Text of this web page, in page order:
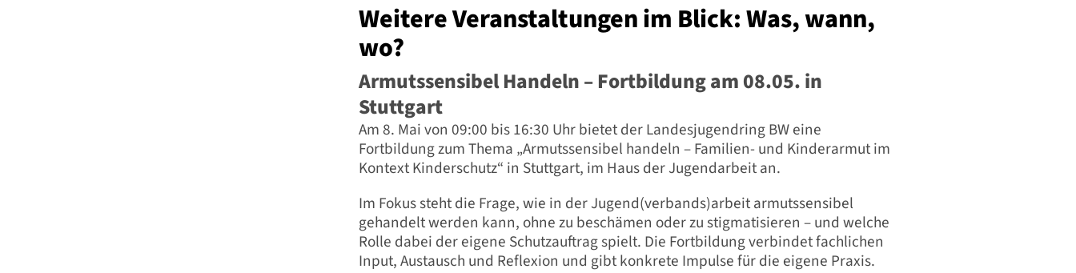
Weitere Veranstaltungen im Blick: Was, wann,
wo?
Armutssensibel Handeln – Fortbildung am 08.05. in
Stuttgart
Am 8. Mai von 09:00 bis 16:30 Uhr bietet der Landesjugendring BW eine
Fortbildung zum Thema „Armutssensibel handeln – Familien- und Kinderarmut im
Kontext Kinderschutz“ in Stuttgart, im Haus der Jugendarbeit an.
Im Fokus steht die Frage, wie in der Jugend(verbands)arbeit armutssensibel
gehandelt werden kann, ohne zu beschämen oder zu stigmatisieren – und welche
Rolle dabei der eigene Schutzauftrag spielt. Die Fortbildung verbindet fachlichen
Input, Austausch und Reflexion und gibt konkrete Impulse für die eigene Praxis.